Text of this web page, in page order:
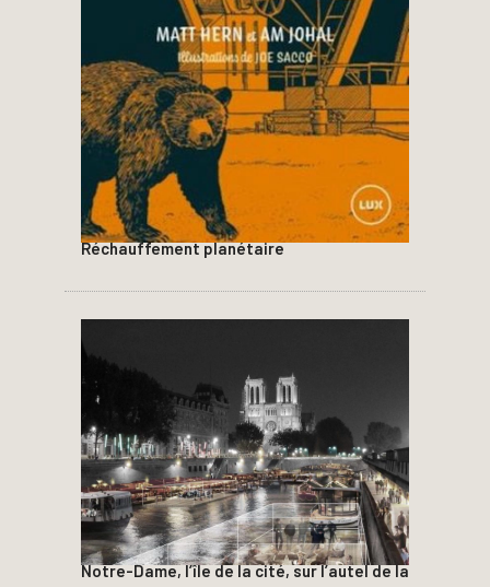
Réchauffement planétaire
Notre-Dame, l’île de la cité, sur l’autel de la